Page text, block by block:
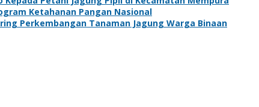
Ketahanan Pangan Nasional
Perkembangan Tanaman Jagung Warga Binaan